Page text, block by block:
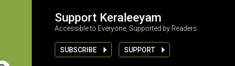
Support Keraleeyam
Accessible to Everyone, Supported by Readers
SUBSCRIBE SUPPORT